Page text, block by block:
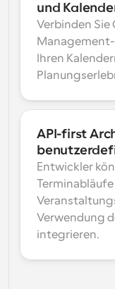
und
Verbinden Sie
Ihren
API-first
Entwickler
Verwendung
integrieren.